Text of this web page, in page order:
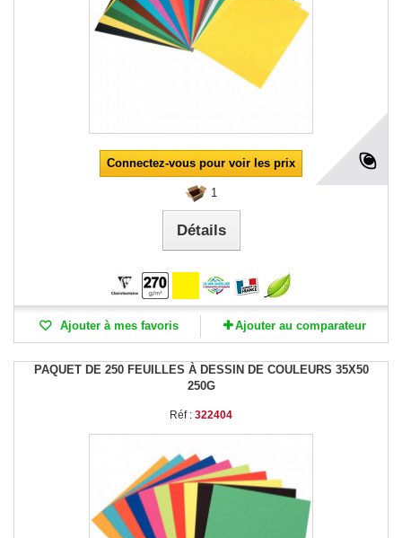
Connectez-vous pour voir les prix
1
Détails
Ajouter à mes favoris Ajouter au comparateur
PAQUET DE 250 FEUILLES À DESSIN DE COULEURS 35X50
250G
Réf : 322404